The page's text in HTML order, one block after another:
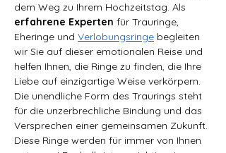
dem Weg zu Ihrem Hochzeitstag. Als
erfahrene Experten für Trauringe,
Eheringe und Verlobungsringe begleiten
wir Sie auf dieser emotionalen Reise und
helfen Ihnen, die Ringe zu finden, die Ihre
Liebe auf einzigartige Weise verkörpern.
Die unendliche Form des Traurings steht
für die unzerbrechliche Bindung und das
Versprechen einer gemeinsamen Zukunft.
Diese Ringe werden für immer von Ihnen